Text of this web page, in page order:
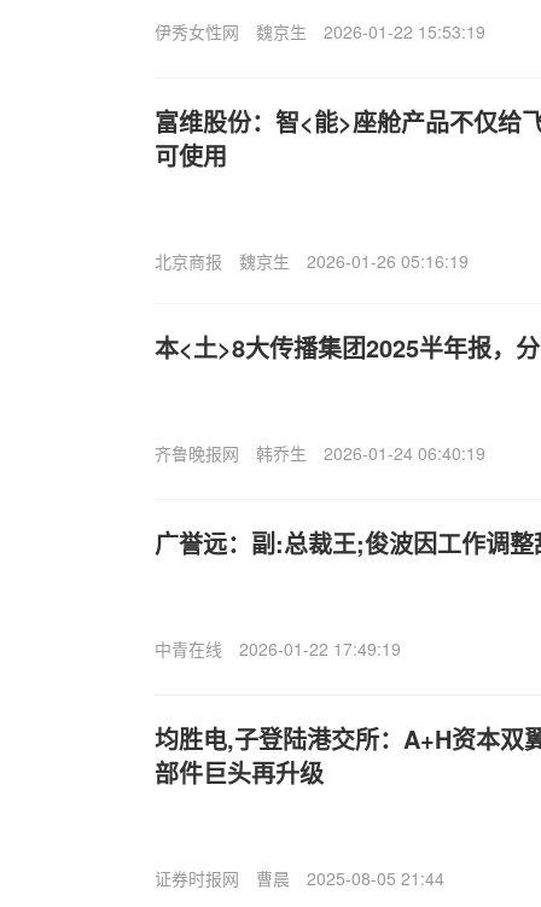
伊秀女性网 魏京生 2026-01-22 15:53:19
富维股份：智<能>座舱产品不仅给
可使用
北京商报 魏京生 2026-01-26 05:16:19
本<土>8大传播集团2025半年报，
齐鲁晚报网 韩乔生 2026-01-24 06:40:19
广誉远：副:总裁王;俊波因工作调整
中青在线 2026-01-22 17:49:19
均胜电,子登陆港交所：A+H资本双
部件巨头再升级
证券时报网 曹晨 2025-08-05 21:44